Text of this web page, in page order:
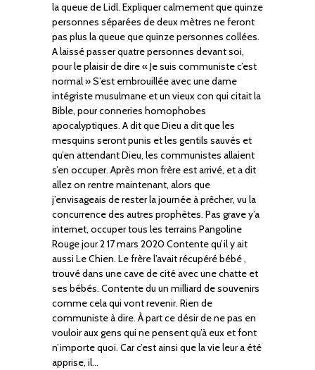
la queue de Lidl. Expliquer calmement que quinze
personnes séparées de deux mètres ne feront
pas plus la queue que quinze personnes collées.
A laissé passer quatre personnes devant soi,
pour le plaisir de dire « Je suis communiste c’est
normal » S’est embrouillée avec une dame
intégriste musulmane et un vieux con qui citait la
Bible, pour conneries homophobes
apocalyptiques. A dit que Dieu a dit que les
mesquins seront punis et les gentils sauvés et
qu’en attendant Dieu, les communistes allaient
s’en occuper. Après mon frère est arrivé, et a dit
allez on rentre maintenant, alors que
j’envisageais de rester la journée à prêcher, vu la
concurrence des autres prophètes. Pas grave y’a
internet, occuper tous les terrains Pangoline
Rouge jour 2 17 mars 2020 Contente qu’il y ait
aussi Le Chien. Le frère l’avait récupéré bébé ,
trouvé dans une cave de cité avec une chatte et
ses bébés. Contente du un milliard de souvenirs
comme cela qui vont revenir. Rien de
communiste à dire. À part ce désir de ne pas en
vouloir aux gens qui ne pensent qu’à eux et font
n’importe quoi. Car c’est ainsi que la vie leur a été
apprise, il…